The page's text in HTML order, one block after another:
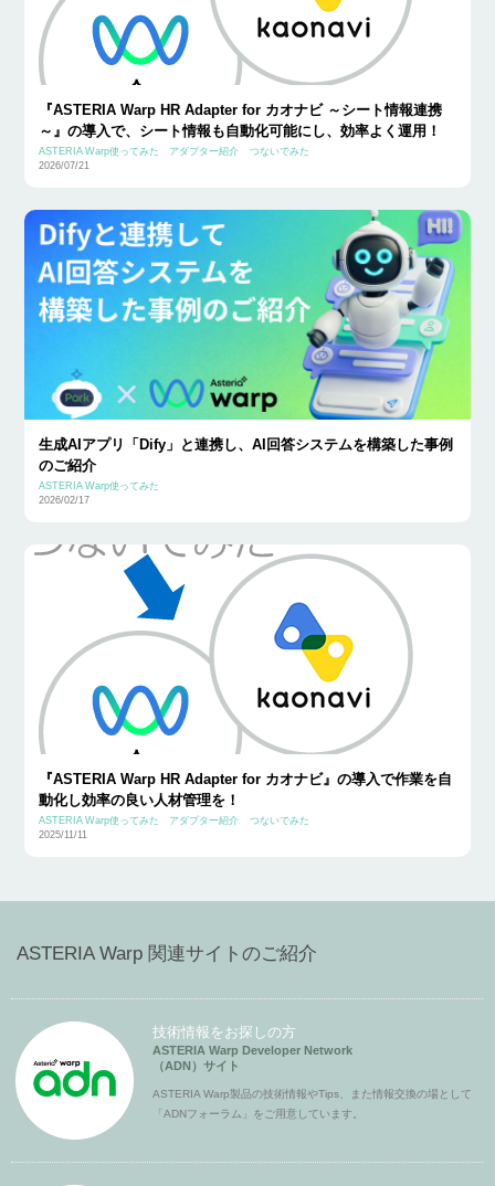
『ASTERIA Warp HR Adapter for カオナビ ～シート情報連携
～』の導入で、シート情報も自動化可能にし、効率よく運用！
ASTERIA Warp使ってみた アダプター紹介
つないでみた
2026/07/21
生成AIアプリ「Dify」と連携し、AI回答システムを構築した事例
のご紹介
ASTERIA Warp使ってみた
2026/02/17
『ASTERIA Warp HR Adapter for カオナビ』の導入で作業を自
動化し効率の良い人材管理を！
ASTERIA Warp使ってみた アダプター紹介
つないでみた
2025/11/11
ASTERIA Warp 関連サイトのご紹介
技術情報をお探しの方
ASTERIA Warp Developer Network
（ADN）サイト
ASTERIA Warp製品の技術情報やTips、また情報交換の場として
「ADNフォーラム」をご用意しています。